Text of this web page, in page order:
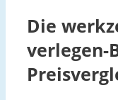
Die
verlegen-